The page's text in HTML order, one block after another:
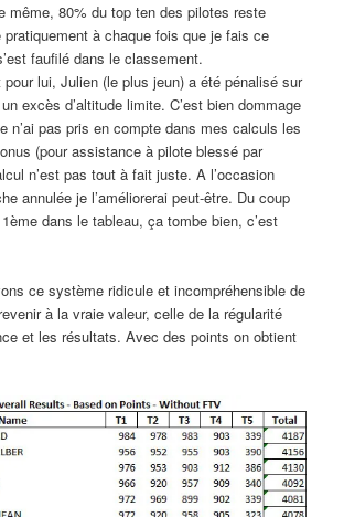
même, 80% du top ten des pilotes reste
à chaque fois que je fais ce
faufilé dans le classement.
pour lui, Julien (le plus jeun) a été pénalisé sur
excès d’altitude limite. C’est bien dommage
n’ai pas pris en compte dans mes calculs les
(pour assistance à pilote blessé par
n’est pas tout à fait juste. A l’occasion
annulée je l’améliorerai peut-être. Du coup
dans le tableau, ça tombe bien, c’est
ce système ridicule et incompréhensible de
à la vraie valeur, celle de la régularité
et les résultats. Avec des points on obtient